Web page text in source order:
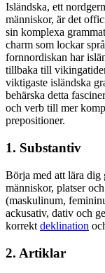
Isländska, ett
människor, är det
sin komplexa
charm som lockar
fornnordiskan har
tillbaka till
viktigaste isländska
behärska detta
och verb till mer
prepositioner.
1. Substantiv
Börja med att lära dig
människor, platser
(maskulinum,
ackusativ, dativ och
korrekt deklination
2. Artiklar